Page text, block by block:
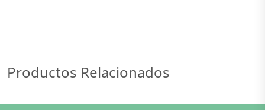
Productos Relacionados